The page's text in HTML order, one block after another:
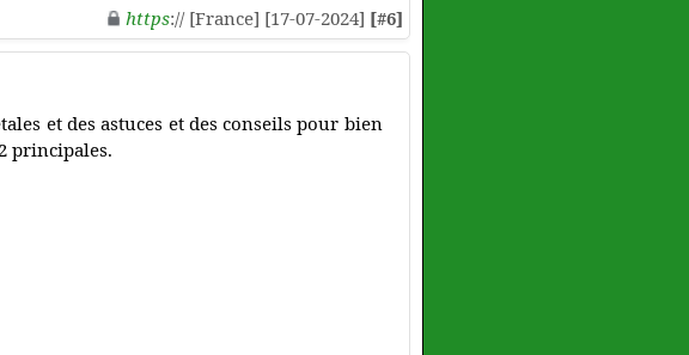
https:// [France] [17-07-2024] [#6]
et des astuces et des conseils pour bien
principales.